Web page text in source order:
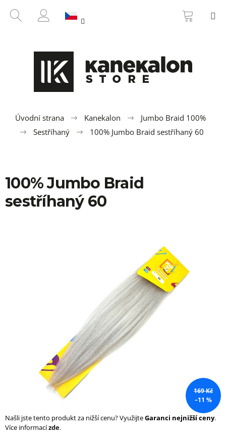
HLEDAT
PŘIHLÁŠENÍ
KOŠÍK
Úvodní strana Kanekalon
Jumbo Braid 100%
Sestříhaný
100% Jumbo Braid sestříhaný 60
100% Jumbo Braid
sestříhaný 60
169 Kč
–11 %
Našli jste tento produkt za nižší cenu? VyužijteGaranci nejnižší ceny.
Více informacízde.
ZPĚT
ZPĚT
e
t
HLEDAT
o
r
u